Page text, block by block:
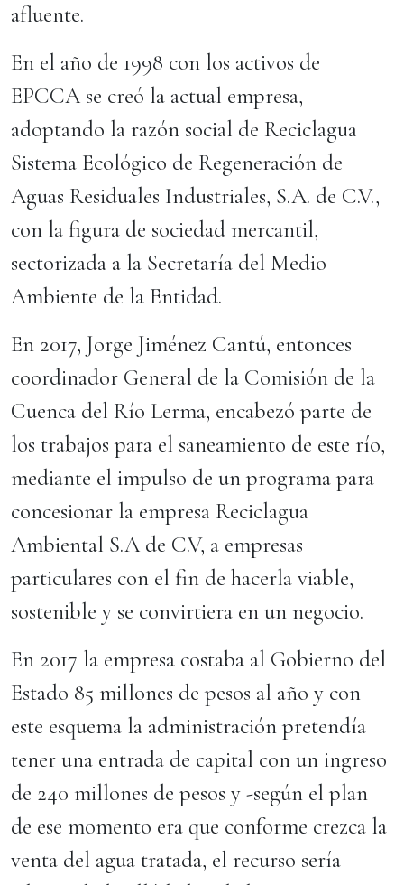
afluente.
En el año de 1998 con los activos de
EPCCA se creó la actual empresa,
adoptando la razón social de Reciclagua
Sistema Ecológico de Regeneración de
Aguas Residuales Industriales, S.A. de C.V.,
con la figura de sociedad mercantil,
sectorizada a la Secretaría del Medio
Ambiente de la Entidad.
En 2017, Jorge Jiménez Cantú, entonces
coordinador General de la Comisión de la
Cuenca del Río Lerma, encabezó parte de
los trabajos para el saneamiento de este río,
mediante el impulso de un programa para
concesionar la empresa Reciclagua
Ambiental S.A de C.V, a empresas
particulares con el fin de hacerla viable,
sostenible y se convirtiera en un negocio.
En 2017 la empresa costaba al Gobierno del
Estado 85 millones de pesos al año y con
este esquema la administración pretendía
tener una entrada de capital con un ingreso
de 240 millones de pesos y -según el plan
de ese momento era que conforme crezca la
venta del agua tratada, el recurso sería